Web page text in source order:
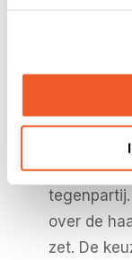
vonnis
kosten tijd
kosten
winst vaak
tegenpartij.
over de
zet. De